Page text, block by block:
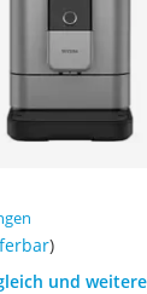
)
und